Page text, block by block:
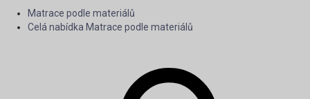
Matrace podle materiálů
Celá nabídka Matrace podle materiálů